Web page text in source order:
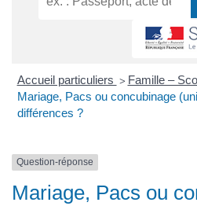
Accueil particuliers > Famille –
Mariage, Pacs ou concubinage
différences ?
Question-réponse
Mariage, Pacs ou